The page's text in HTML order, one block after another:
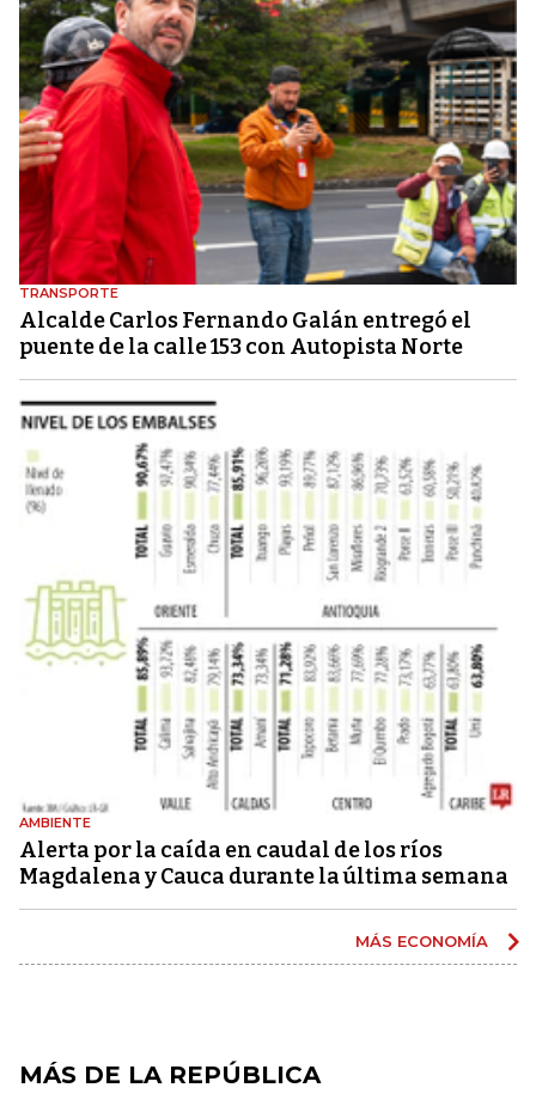
TRANSPORTE
Alcalde Carlos Fernando Galán entregó el
puente de la calle 153 con Autopista Norte
AMBIENTE
Alerta por la caída en caudal de los ríos
Magdalena y Cauca durante la última semana
MÁS ECONOMÍA
MÁS DE LA REPÚBLICA